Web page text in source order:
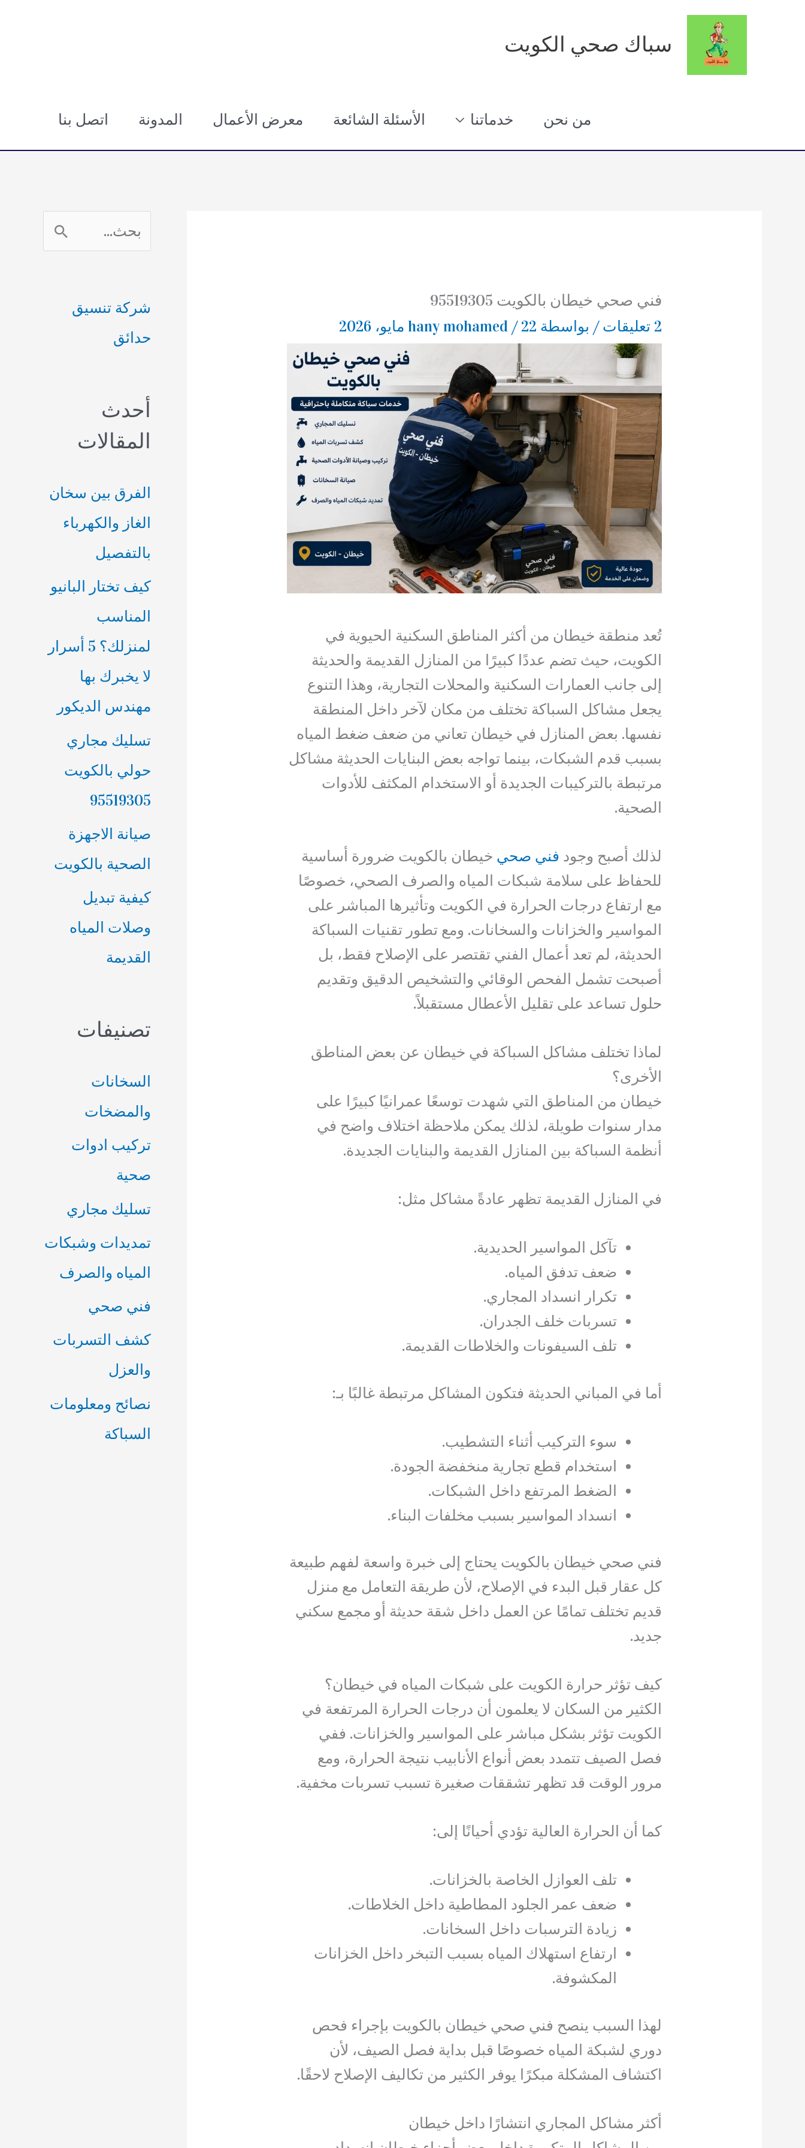
سباك صحي الكويت
من نحن خدماتنا الأسئلة الشائعة معرض الأعمال المدونة اتصل بنا
فني صحي خيطان بالكويت 95519305
2 تعليقات
/ بواسطة hany mohamed /22 مايو، 2026
تُعد منطقة خيطان من أكثر المناطق السكنية الحيوية في
الكويت، حيث تضم عددًا كبيرًا من المنازل القديمة والحديثة
إلى جانب العمارات السكنية والمحلات التجارية، وهذا التنوع
يجعل مشاكل السباكة تختلف من مكان لآخر داخل المنطقة
نفسها. بعض المنازل في خيطان تعاني من ضعف ضغط المياه
بسبب قدم الشبكات، بينما تواجه بعض البنايات الحديثة مشاكل
مرتبطة بالتركيبات الجديدة أو الاستخدام المكثف للأدوات
الصحية.
لذلك أصبح وجود فني صحي خيطان بالكويت ضرورة أساسية
للحفاظ على سلامة شبكات المياه والصرف الصحي، خصوصًا
مع ارتفاع درجات الحرارة في الكويت وتأثيرها المباشر على
المواسير والخزانات والسخانات. ومع تطور تقنيات السباكة
الحديثة، لم تعد أعمال الفني تقتصر على الإصلاح فقط، بل
أصبحت تشمل الفحص الوقائي والتشخيص الدقيق وتقديم
حلول تساعد على تقليل الأعطال مستقبلاً.
لماذا تختلف مشاكل السباكة في خيطان عن بعض المناطق
الأخرى؟
خيطان من المناطق التي شهدت توسعًا عمرانيًا كبيرًا على
مدار سنوات طويلة، لذلك يمكن ملاحظة اختلاف واضح في
أنظمة السباكة بين المنازل القديمة والبنايات الجديدة.
في المنازل القديمة تظهر عادةً مشاكل مثل:
تآكل المواسير الحديدية.
ضعف تدفق المياه.
تكرار انسداد المجاري.
تسربات خلف الجدران.
تلف السيفونات والخلاطات القديمة.
أما في المباني الحديثة فتكون المشاكل مرتبطة غالبًا بـ:
سوء التركيب أثناء التشطيب.
استخدام قطع تجارية منخفضة الجودة.
الضغط المرتفع داخل الشبكات.
انسداد المواسير بسبب مخلفات البناء.
فني صحي خيطان بالكويت يحتاج إلى خبرة واسعة لفهم طبيعة
كل عقار قبل البدء في الإصلاح، لأن طريقة التعامل مع منزل
قديم تختلف تمامًا عن العمل داخل شقة حديثة أو مجمع سكني
جديد.
كيف تؤثر حرارة الكويت على شبكات المياه في خيطان؟
الكثير من السكان لا يعلمون أن درجات الحرارة المرتفعة في
الكويت تؤثر بشكل مباشر على المواسير والخزانات. ففي
فصل الصيف تتمدد بعض أنواع الأنابيب نتيجة الحرارة، ومع
مرور الوقت قد تظهر تشققات صغيرة تسبب تسربات مخفية.
كما أن الحرارة العالية تؤدي أحيانًا إلى:
تلف العوازل الخاصة بالخزانات.
ضعف عمر الجلود المطاطية داخل الخلاطات.
زيادة الترسبات داخل السخانات.
ارتفاع استهلاك المياه بسبب التبخر داخل الخزانات
المكشوفة.
لهذا السبب ينصح فني صحي خيطان بالكويت بإجراء فحص
دوري لشبكة المياه خصوصًا قبل بداية فصل الصيف، لأن
اكتشاف المشكلة مبكرًا يوفر الكثير من تكاليف الإصلاح لاحقًا.
أكثر مشاكل المجاري انتشارًا داخل خيطان
ل
ح
ث
ن
:
شركة تنسيق
حدائق
أحدث
المقالات
الفرق بين سخان
الغاز والكهرباء
بالتفصيل
كيف تختار البانيو
المناسب
لمنزلك؟ 5 أسرار
لا يخبرك بها
مهندس الديكور
تسليك مجاري
حولي بالكويت
95519305
صيانة الاجهزة
الصحية بالكويت
كيفية تبديل
وصلات المياه
القديمة
تصنيفات
السخانات
والمضخات
تركيب ادوات
صحية
تسليك مجاري
تمديدات وشبكات
المياه والصرف
فني صحي
كشف التسربات
والعزل
نصائح ومعلومات
السباكة